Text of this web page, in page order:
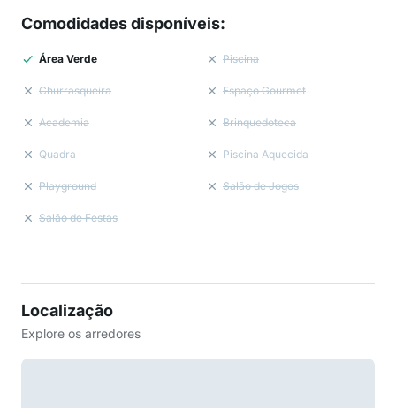
Comodidades disponíveis:
Área Verde Piscina
Churrasqueira Espaço Gourmet
Academia Brinquedoteca
Quadra Piscina Aquecida
Playground Salão de Jogos
Salão de Festas
Localização
Explore os arredores